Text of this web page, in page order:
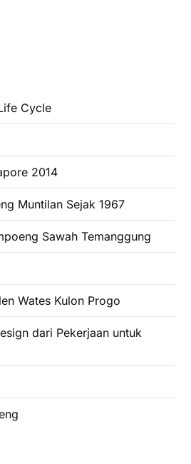
Cycle
2014
Muntilan Sejak 1967
Sawah Temanggung
Wates Kulon Progo
dari Pekerjaan untuk